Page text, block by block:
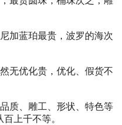
蓝珀最贵，波罗的海次
优化贵，优化、假货不
、雕工、形状、特色等
上千不等。